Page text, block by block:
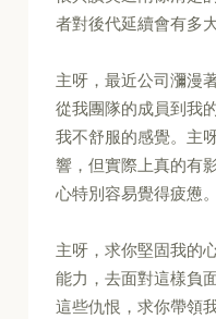
者對後代延續會有多
主呀，最近公司瀰漫
從我團隊的成員到我
我不舒服的感覺。主
響，但實際上真的有
心特別容易覺得疲憊。
主呀，求你堅固我的
能力，去面對這樣負
這些仇恨，求你帶領